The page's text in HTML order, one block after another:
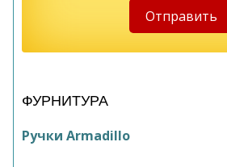
ФУРНИТУРА
Ручки Armadillo